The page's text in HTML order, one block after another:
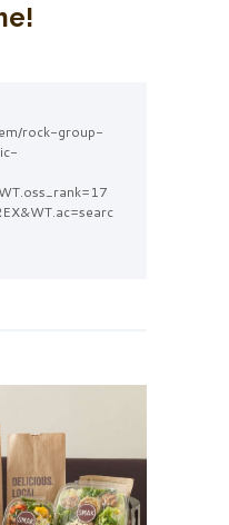
rock-group-